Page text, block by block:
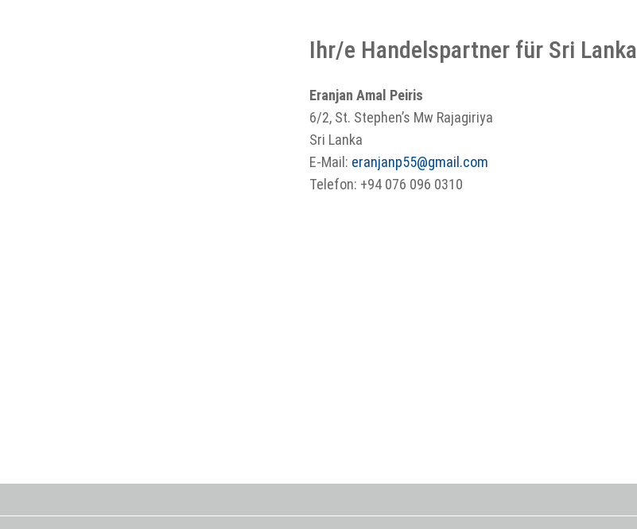
Ihr/e Handelspartner für Sri Lanka
Eranjan Amal Peiris
6/2, St. Stephen’s Mw Rajagiriya
Sri Lanka
E-Mail: eranjanp55@gmail.com
Telefon: +94 076 096 0310